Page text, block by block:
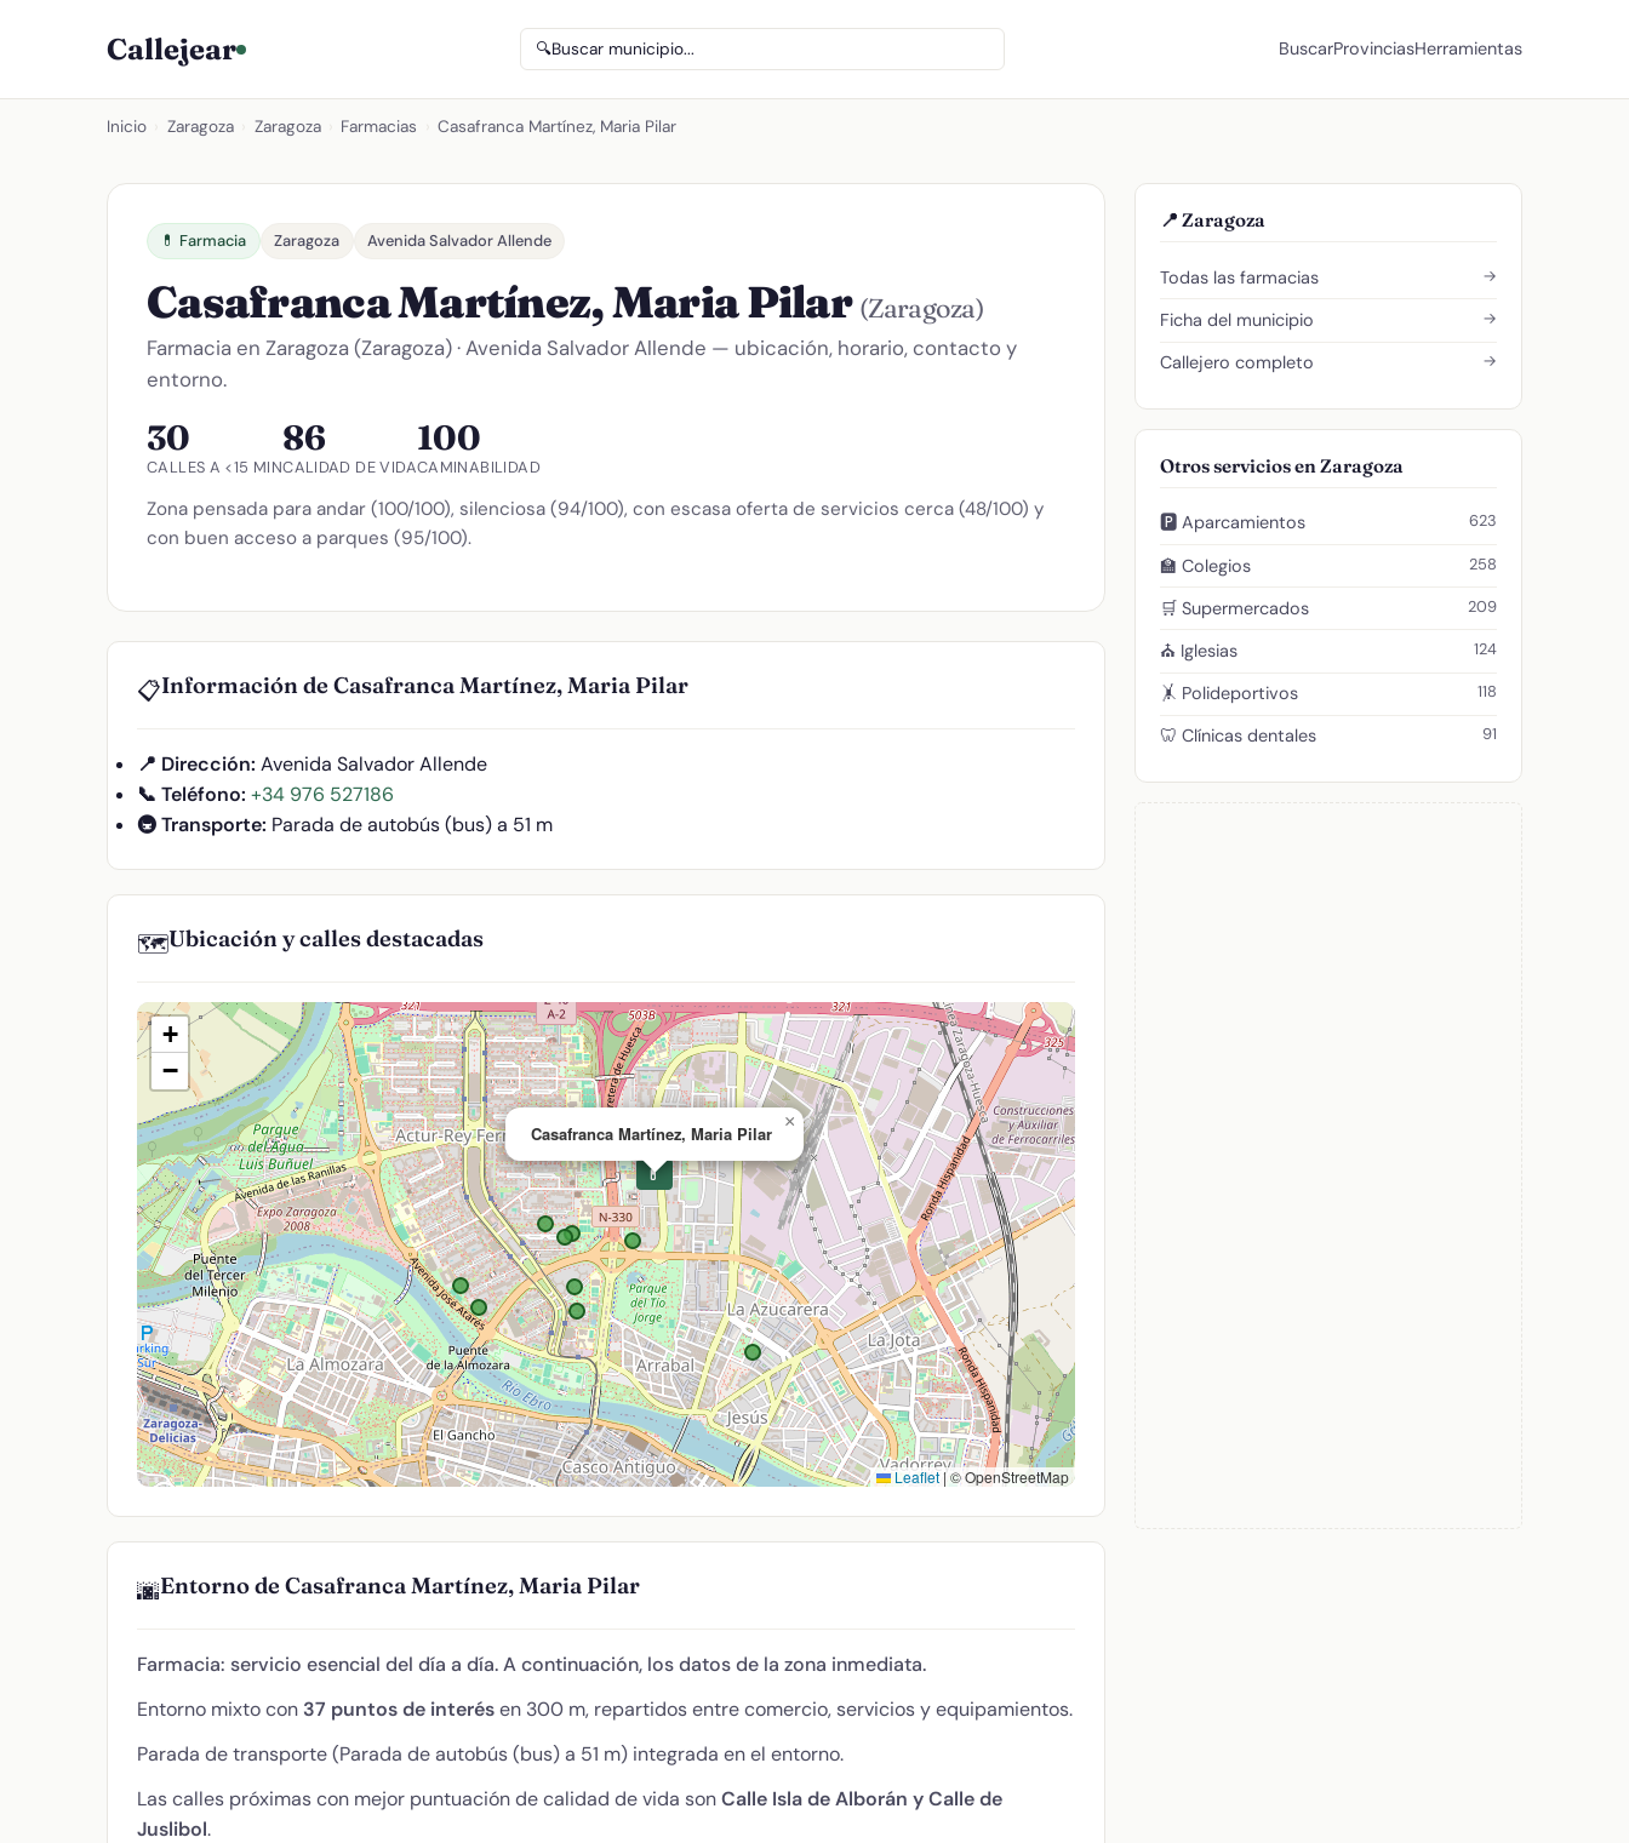
Callejear 🔍Buscar municipio... BuscarProvinciasHerramientas
Inicio Zaragoza Zaragoza Farmacias Casafranca Martínez, Maria Pilar
💊 Farmacia Zaragoza Avenida Salvador Allende
Casafranca Martínez, Maria Pilar (Zaragoza)
Farmacia en Zaragoza (Zaragoza) · Avenida Salvador Allende — ubicación, horario, contacto y
entorno.
30
CALLES A <15 MIN
86
CALIDAD DE VIDA
100
CAMINABILIDAD
Zona pensada para andar (100/100), silenciosa (94/100), con escasa oferta de servicios cerca (48/100) y
con buen acceso a parques (95/100).
📋Información de Casafranca Martínez, Maria Pilar
📍 Dirección: Avenida Salvador Allende
📞 Teléfono: +34 976 527186
🚇 Transporte: Parada de autobús (bus) a 51 m
🗺️Ubicación y calles destacadas
💊
Casafranca Martínez, Maria Pilar
×
+
−
Leaflet |© OpenStreetMap
🌆Entorno de Casafranca Martínez, Maria Pilar
Farmacia: servicio esencial del día a día. A continuación, los datos de la zona inmediata.
Entorno mixto con 37 puntos de interésen 300 m, repartidos entre comercio, servicios y equipamientos.
Parada de transporte (Parada de autobús (bus) a 51 m) integrada en el entorno.
Las calles próximas con mejor puntuación de calidad de vida sonCalle Isla de Alborán y Calle de
Juslibol.
📍 Zaragoza
Todas las farmacias →
Ficha del municipio →
Callejero completo →
Otros servicios en Zaragoza
🅿️ Aparcamientos 623
🏫 Colegios 258
🛒 Supermercados 209
⛪ Iglesias 124
🤸 Polideportivos 118
🦷 Clínicas dentales 91